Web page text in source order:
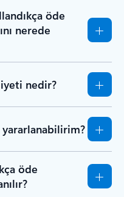
öde
nerede
nedir?
öde